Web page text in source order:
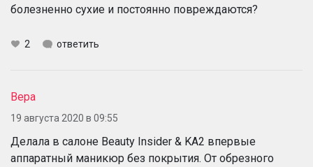
болезненно сухие и постоянно повреждаются?
2 ответить
Вера
19 августа 2020 в 09:55
Делала в салоне Beauty Insider & KA2 впервые
аппаратный маникюр без покрытия. От обрезного